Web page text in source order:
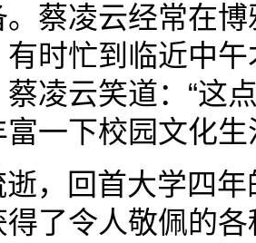
。蔡凌云经常在
有时忙到临近中
凌云笑道：“这
一下校园文化
逝，回首大学四
得了令人敬佩的